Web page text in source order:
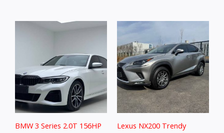
BMW 3 Series 2.0T 156HP
Lexus NX200 Trendy